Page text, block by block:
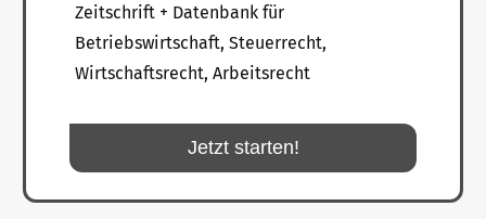
Zeitschrift + Datenbank für
Betriebswirtschaft, Steuerrecht,
Wirtschaftsrecht, Arbeitsrecht
Jetzt starten!